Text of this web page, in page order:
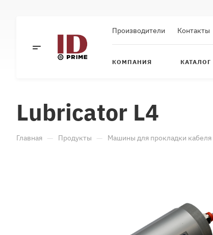
Производители Контакты
КОМПАНИЯ КАТАЛОГ
Lubricator L4
Главная — Продукты — Машины для прокладки кабеля